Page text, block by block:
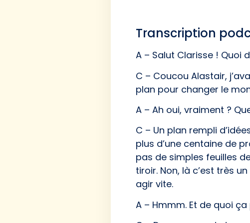
Transcription
A – Salut Clarisse ! Quoi
C – Coucou Alastair,
plan pour changer le
A – Ah oui, vraiment ?
C – Un plan rempli
plus d’une centaine de
pas de simples feuilles
tiroir. Non, là c’est très
agir vite.
A – Hmmm. Et de quoi